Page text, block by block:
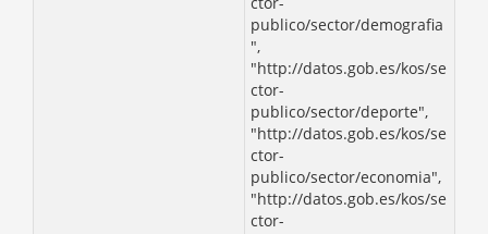
publico/sector/demografia
",
"http://datos.gob.es/kos/se
ctor-
publico/sector/deporte",
"http://datos.gob.es/kos/se
ctor-
publico/sector/economia",
"http://datos.gob.es/kos/se
ctor-